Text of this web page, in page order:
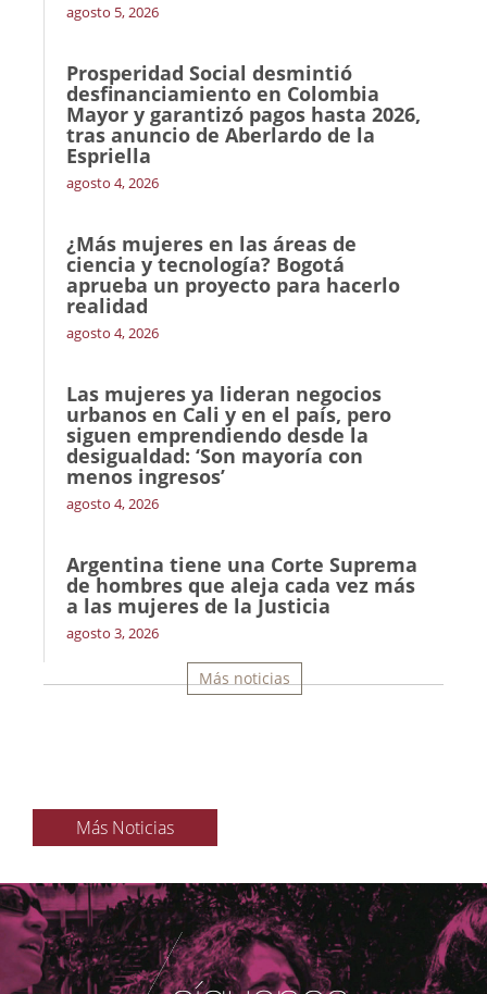
agosto 5, 2026
Prosperidad Social desmintió
desfinanciamiento en Colombia
Mayor y garantizó pagos hasta 2026,
tras anuncio de Aberlardo de la
Espriella
agosto 4, 2026
¿Más mujeres en las áreas de
ciencia y tecnología? Bogotá
aprueba un proyecto para hacerlo
realidad
agosto 4, 2026
Las mujeres ya lideran negocios
urbanos en Cali y en el país, pero
siguen emprendiendo desde la
desigualdad: ‘Son mayoría con
menos ingresos’
agosto 4, 2026
Argentina tiene una Corte Suprema
de hombres que aleja cada vez más
a las mujeres de la Justicia
agosto 3, 2026
Más noticias
Más Noticias